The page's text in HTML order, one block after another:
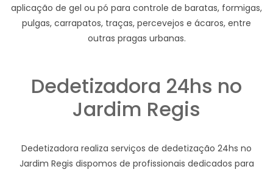
aplicação de gel ou pó para controle de baratas, formigas,
pulgas, carrapatos, traças, percevejos e ácaros, entre
outras pragas urbanas.
Dedetizadora 24hs no
Jardim Regis
Dedetizadora realiza serviços de dedetização 24hs no
Jardim Regis dispomos de profissionais dedicados para